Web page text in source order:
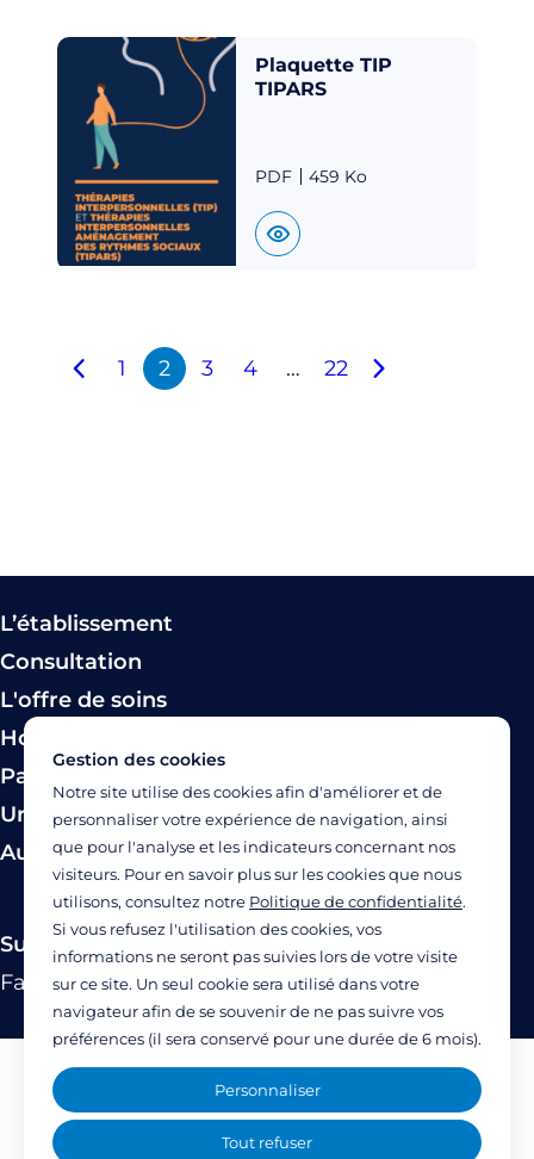
Plaquette TIP
TIPARS
PDF 459 Ko
1 2 3 4 … 22
L’établissement
Consultation
L'offre de soins
Hospitalisation
Paiement
Urgence
Autres modes de prise en charge
Suivez-nous
FacebookTwitterLinkedinYouTubeInstagram
Mentions légales
Politique de confidentialité
Gestion des cookies
Notre site utilise des cookies afin d'améliorer et de
personnaliser votre expérience de navigation, ainsi
que pour l'analyse et les indicateurs concernant nos
visiteurs. Pour en savoir plus sur les cookies que nous
utilisons, consultez notre Politique de confidentialité.
Si vous refusez l'utilisation des cookies, vos
informations ne seront pas suivies lors de votre visite
sur ce site. Un seul cookie sera utilisé dans votre
navigateur afin de se souvenir de ne pas suivre vos
préférences (il sera conservé pour une durée de 6 mois).
Tout refuser
Personnaliser